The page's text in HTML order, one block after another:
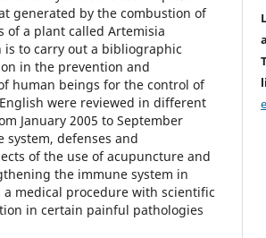
generated by the combustion of
of a plant called Artemisia
is to carry out a bibliographic
in the prevention and
human beings for the control of
were reviewed in different
January 2005 to September
system, defenses and
of the use of acupuncture and
the immune system in
medical procedure with scientific
in certain painful pathologies